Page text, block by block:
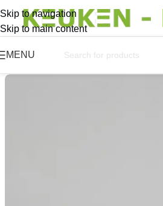
Skip to navigation
Skip to main content
MENU